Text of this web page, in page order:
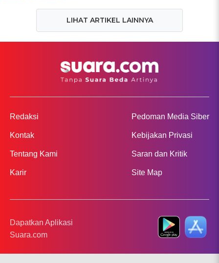
LIHAT ARTIKEL LAINNYA
Redaksi
Kontak
Tentang Kami
Karir
Pedoman Media Siber
Kebijakan Privasi
Saran dan Kritik
Site Map
Dapatkan Aplikasi
Suara.com